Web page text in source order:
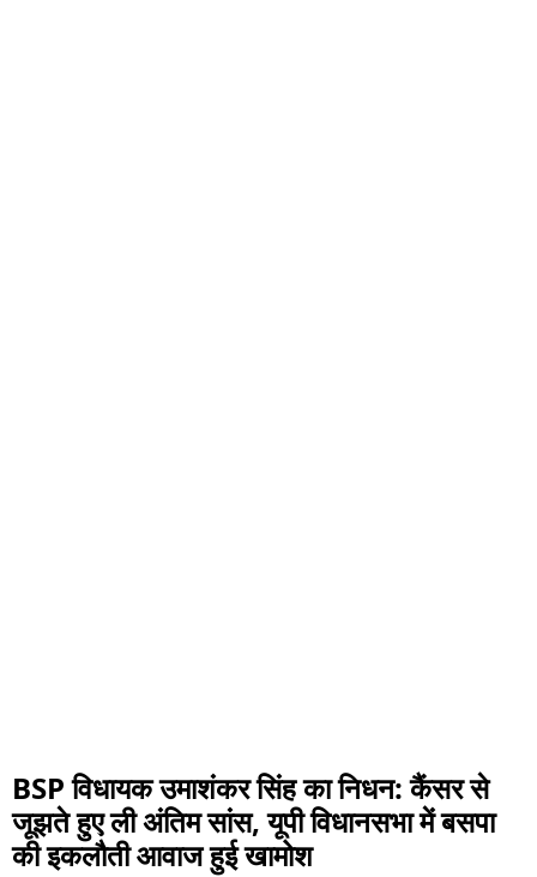
BSP विधायक उमाशंकर सिंह का निधन: कैंसर से
जूझते हुए ली अंतिम सांस, यूपी विधानसभा में बसपा
की इकलौती आवाज हुई खामोश